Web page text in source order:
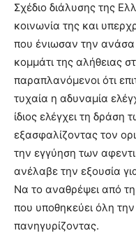
Σχέδιο διάλυσης της
κοινωνία της και
που ένιωσαν την ανάσα
κομμάτι της αλήθειας
παραπλανόμενοι ότι
τυχαία η αδυναμία
ίδιος ελέγχει τη
εξασφαλίζοντας τον
την εγγύηση των
ανέλαβε την εξουσία
Να το αναθρέψει από
που υποθηκεύει όλη
πανηγυρίζοντας.